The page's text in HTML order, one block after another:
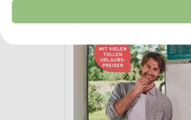
Erstellung von Profilen für
Erstellung von Profilen zur
Verwendung von Profilen zur